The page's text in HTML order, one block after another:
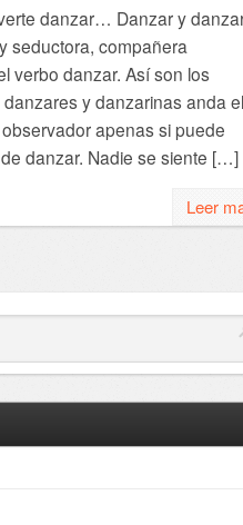
danzar… Danzar y
seductora, compañera
verbo danzar. Así son los
y danzarinas anda el
apenas si puede
danzar. Nadie se siente […]
Leer